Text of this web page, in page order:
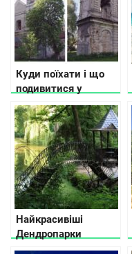
Куди поїхати і що
подивитися у
Волинській області
Найкрасивіші
Дендропарки
України